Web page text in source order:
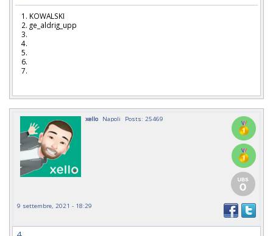
1. KOWALSKI
2. ge_aldrig_upp
3.
4.
5.
6.
7.
xello Napoli Posts: 25469
9 settembre, 2021 - 18:29